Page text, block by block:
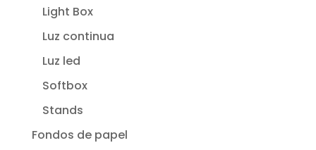
Light Box
Luz continua
Luz led
Softbox
Stands
Fondos de papel